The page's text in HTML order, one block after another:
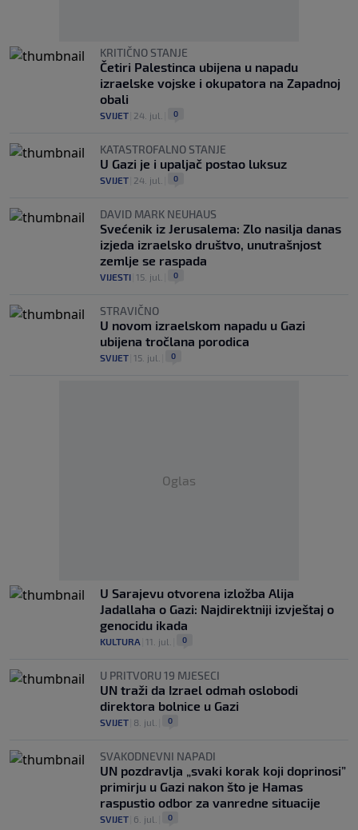
KRITIČNO STANJE
Četiri Palestinca ubijena u napadu
izraelske vojske i okupatora na Zapadnoj
obali
SVIJET 24. jul. 0
KATASTROFALNO STANJE
U Gazi je i upaljač postao luksuz
SVIJET 24. jul. 0
DAVID MARK NEUHAUS
Svećenik iz Jerusalema: Zlo nasilja danas
izjeda izraelsko društvo, unutrašnjost
zemlje se raspada
VIJESTI 15. jul. 0
STRAVIČNO
U novom izraelskom napadu u Gazi
ubijena tročlana porodica
SVIJET 15. jul. 0
Oglas
U Sarajevu otvorena izložba Alija
Jadallaha o Gazi: Najdirektniji izvještaj o
genocidu ikada
KULTURA 11. jul. 0
U PRITVORU 19 MJESECI
UN traži da Izrael odmah oslobodi
direktora bolnice u Gazi
SVIJET 8. jul. 0
SVAKODNEVNI NAPADI
UN pozdravlja „svaki korak koji doprinosi”
primirju u Gazi nakon što je Hamas
raspustio odbor za vanredne situacije
SVIJET 6. jul. 0